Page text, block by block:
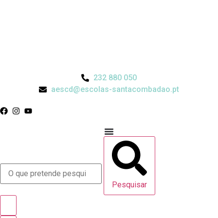
232 880 050
aescd@escolas-santacombadao.pt
Pesquisar